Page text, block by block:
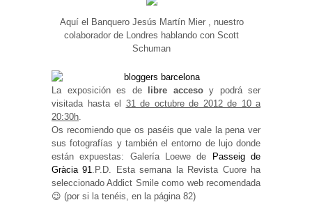
Aquí el Banquero Jesús Martín Mier , nuestro
colaborador de Londres hablando con Scott
Schuman
La exposición es de libre accesoy podrá ser
visitada hasta el 31 de octubre de 2012 de 10 a
20:30h
Os recomiendo que os paséis que vale la pena ver
sus fotografías y también el entorno de lujo donde
están expuestas: Galería Loewe de
Passeig de
Gràcia 91 .P.D. Esta semana la Revista Cuore ha
seleccionado Addict Smile como web recomendada
😉 (por si la tenéis, en la página 82)